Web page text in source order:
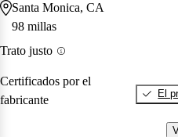
Santa Monica, CA
98 millas
Trato justo
Certificados por el
fabricante
El